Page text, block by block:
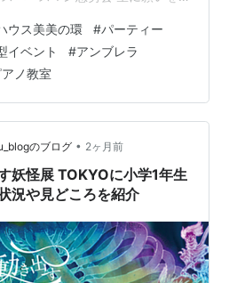
クリスマスパーティーやろう
えかけてきます。心動かされ
アイディアをいくつもプレゼ
ことでした。 受け身のまま生き
、物怖じせず自発的に動いたり
人って素…
ウス美美の環 #パーティー
イベント #アンブレラ
アノ教室
のブログ • 2ヶ月前
妖怪展 TOKYOに小学1年生
況や見どころを紹介